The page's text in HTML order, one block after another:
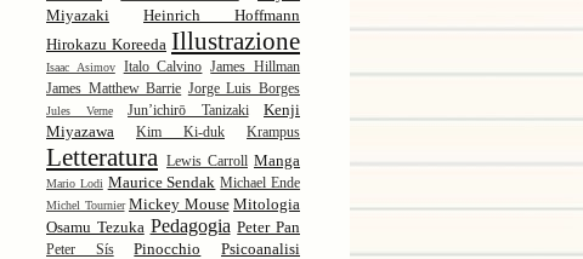
Miyazaki
Heinrich Hoffmann
Hirokazu Koreeda Illustrazione
Isaac Asimov Italo Calvino James Hillman
James Matthew Barrie Jorge Luis Borges
Jules Verne Jun’ichirō Tanizaki
Kenji
Miyazawa
Kim Ki-duk Krampus
Letteratura Lewis Carroll Manga
Mario Lodi Maurice Sendak Michael Ende
Michel Tournier Mickey Mouse Mitologia
Osamu Tezuka Pedagogia Peter Pan
Peter Sís Pinocchio Psicoanalisi